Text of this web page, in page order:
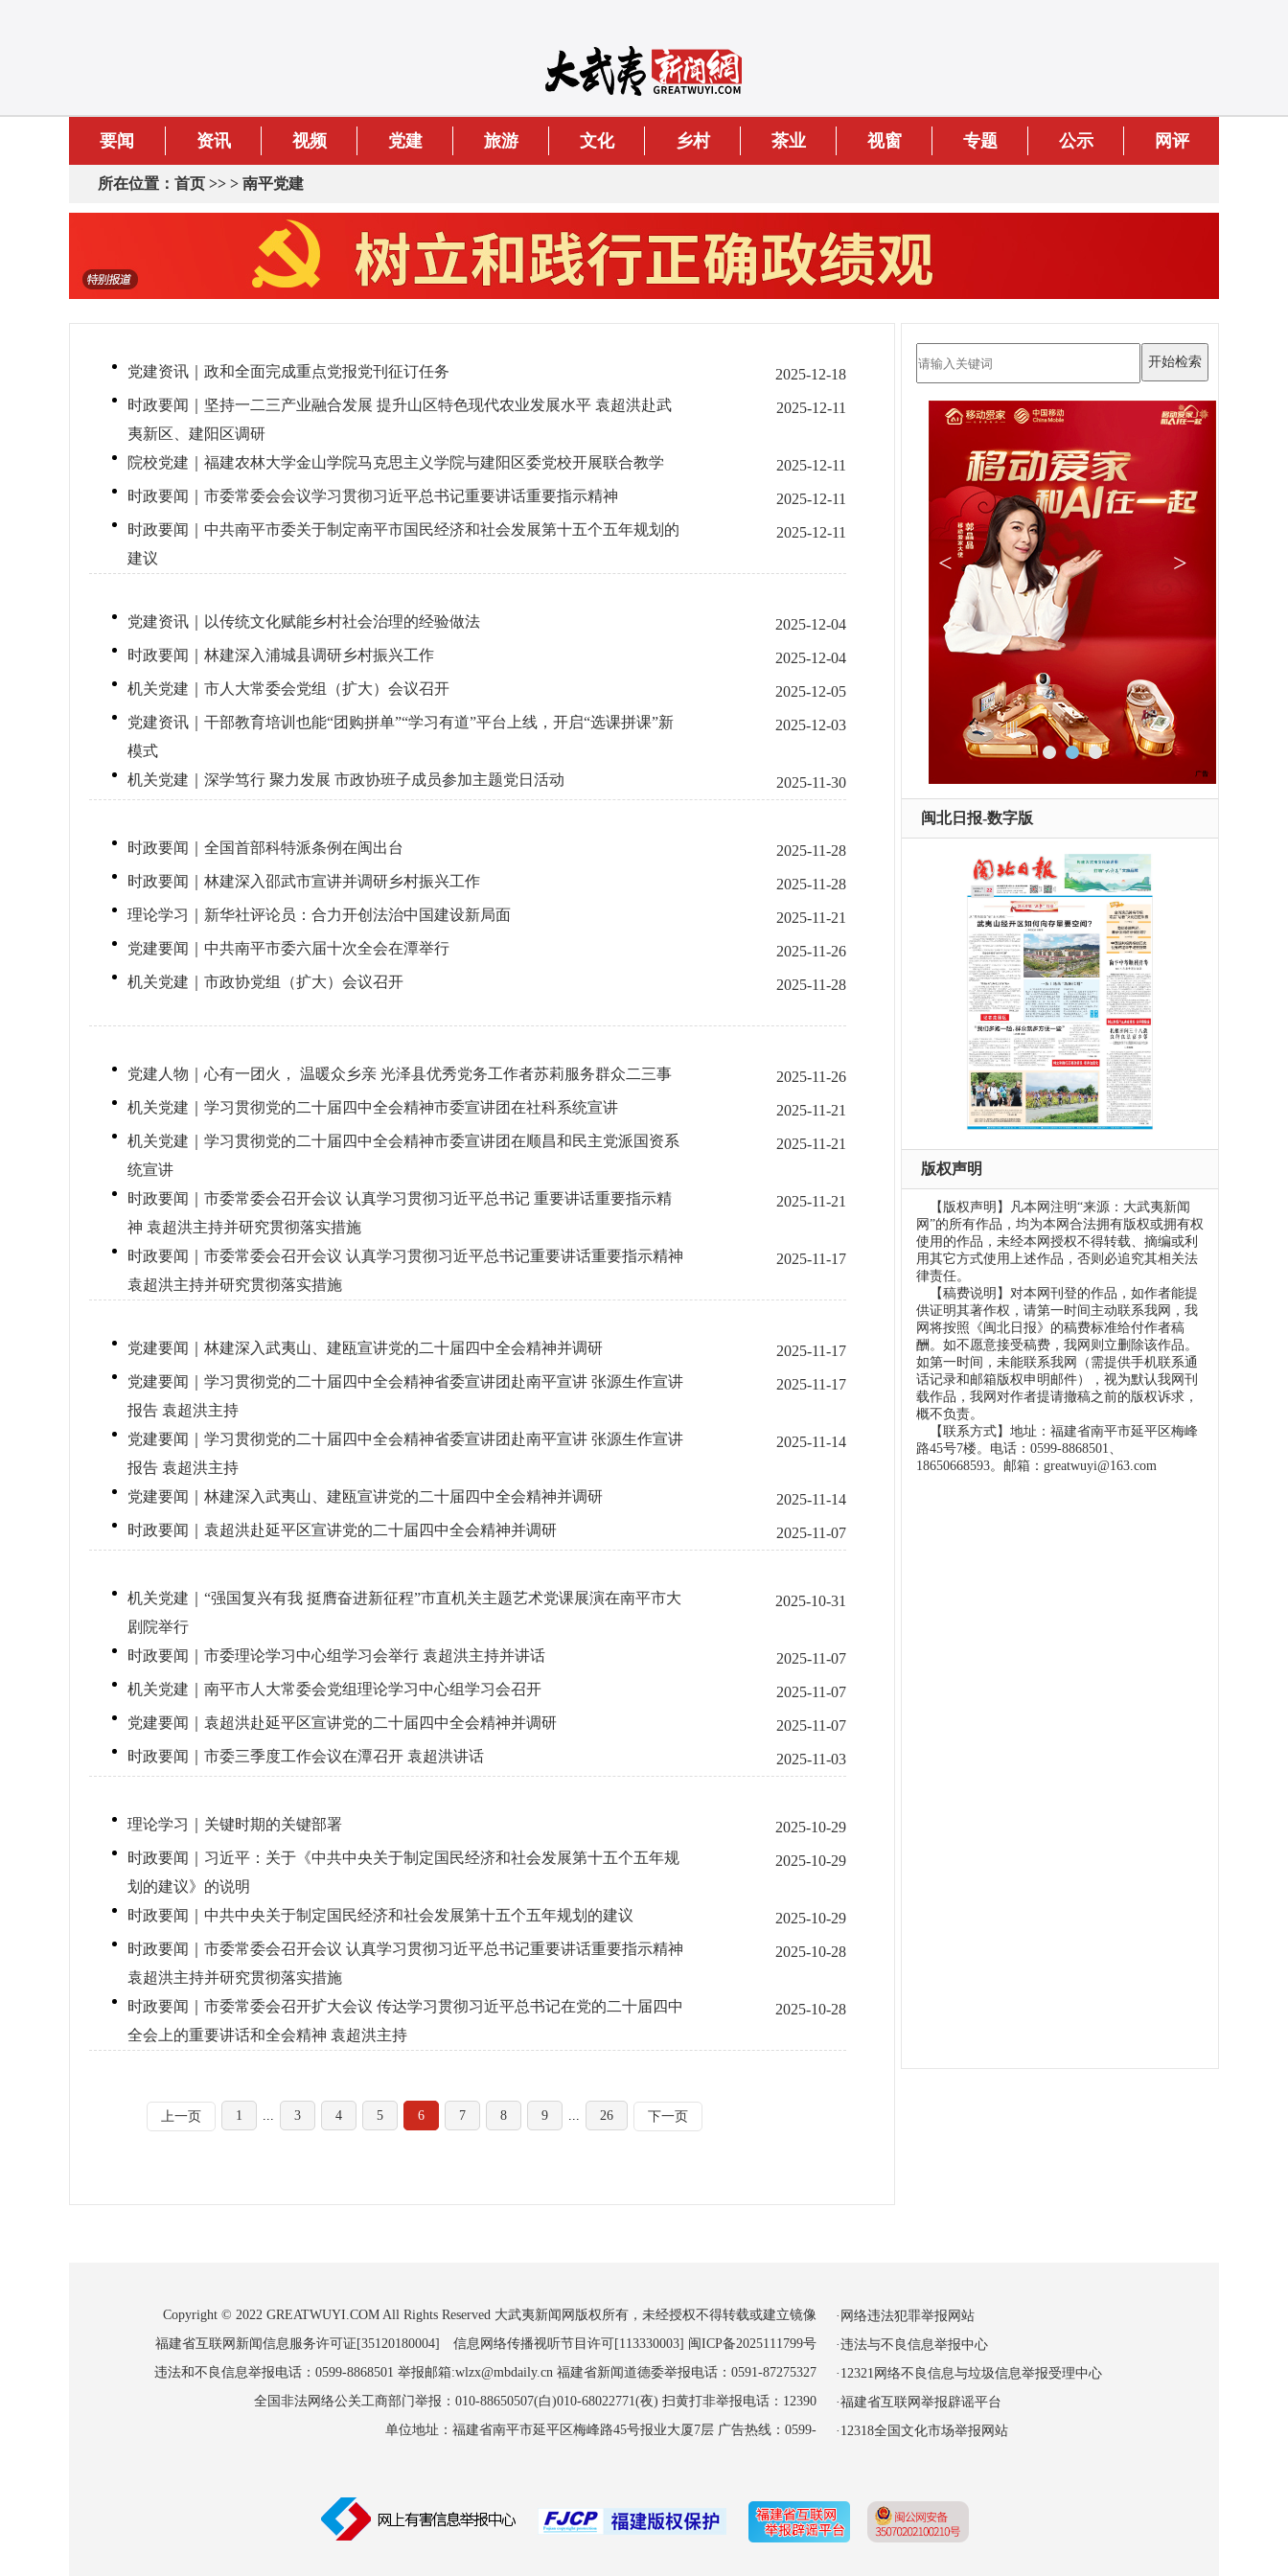
要闻 资讯 视频 党建 旅游 文化 乡村 茶业 视窗 专题 公示 网评
所在位置： 首页 >> > 南平党建
党建资讯｜政和全面完成重点党报党刊征订任务
2025-12-18
时政要闻｜坚持一二三产业融合发展 提升山区特色现代农业发展水平 袁超洪赴武
夷新区、建阳区调研
2025-12-11
院校党建｜福建农林大学金山学院马克思主义学院与建阳区委党校开展联合教学
2025-12-11
时政要闻｜市委常委会会议学习贯彻习近平总书记重要讲话重要指示精神
2025-12-11
时政要闻｜中共南平市委关于制定南平市国民经济和社会发展第十五个五年规划的
建议
2025-12-11
党建资讯｜以传统文化赋能乡村社会治理的经验做法
2025-12-04
时政要闻｜林建深入浦城县调研乡村振兴工作
2025-12-04
机关党建｜市人大常委会党组（扩大）会议召开
2025-12-05
党建资讯｜干部教育培训也能“团购拼单”“学习有道”平台上线，开启“选课拼课”新
模式
2025-12-03
机关党建｜深学笃行 聚力发展 市政协班子成员参加主题党日活动 2025-11-30
时政要闻｜全国首部科特派条例在闽出台
2025-11-28
时政要闻｜林建深入邵武市宣讲并调研乡村振兴工作
2025-11-28
理论学习｜新华社评论员：合力开创法治中国建设新局面
2025-11-21
党建要闻｜中共南平市委六届十次全会在潭举行
2025-11-26
机关党建｜市政协党组（扩大）会议召开
2025-11-28
党建人物｜心有一团火， 温暖众乡亲 光泽县优秀党务工作者苏莉服务群众二三事
2025-11-26
机关党建｜学习贯彻党的二十届四中全会精神市委宣讲团在社科系统宣讲
2025-11-21
机关党建｜学习贯彻党的二十届四中全会精神市委宣讲团在顺昌和民主党派国资系
统宣讲
2025-11-21
时政要闻｜市委常委会召开会议 认真学习贯彻习近平总书记 重要讲话重要指示精
神 袁超洪主持并研究贯彻落实措施
2025-11-21
时政要闻｜市委常委会召开会议 认真学习贯彻习近平总书记重要讲话重要指示精神
袁超洪主持并研究贯彻落实措施
2025-11-17
党建要闻｜林建深入武夷山、建瓯宣讲党的二十届四中全会精神并调研
2025-11-17
党建要闻｜学习贯彻党的二十届四中全会精神省委宣讲团赴南平宣讲 张源生作宣讲
报告 袁超洪主持
2025-11-17
党建要闻｜学习贯彻党的二十届四中全会精神省委宣讲团赴南平宣讲 张源生作宣讲
报告 袁超洪主持
2025-11-14
党建要闻｜林建深入武夷山、建瓯宣讲党的二十届四中全会精神并调研
2025-11-14
时政要闻｜袁超洪赴延平区宣讲党的二十届四中全会精神并调研
2025-11-07
机关党建｜“强国复兴有我 挺膺奋进新征程”市直机关主题艺术党课展演在南平市大
剧院举行
2025-10-31
时政要闻｜市委理论学习中心组学习会举行 袁超洪主持并讲话
2025-11-07
机关党建｜南平市人大常委会党组理论学习中心组学习会召开
2025-11-07
党建要闻｜袁超洪赴延平区宣讲党的二十届四中全会精神并调研
2025-11-07
时政要闻｜市委三季度工作会议在潭召开 袁超洪讲话
2025-11-03
理论学习｜关键时期的关键部署
2025-10-29
时政要闻｜习近平：关于《中共中央关于制定国民经济和社会发展第十五个五年规
划的建议》的说明
2025-10-29
时政要闻｜中共中央关于制定国民经济和社会发展第十五个五年规划的建议
2025-10-29
时政要闻｜市委常委会召开会议 认真学习贯彻习近平总书记重要讲话重要指示精神
袁超洪主持并研究贯彻落实措施
2025-10-28
时政要闻｜市委常委会召开扩大会议 传达学习贯彻习近平总书记在党的二十届四中
全会上的重要讲话和全会精神 袁超洪主持
2025-10-28
上一页 1 ... 3 4 5 6 7 8 9 ... 26 下一页
闽北日报-数字版
版权声明
【版权声明】凡本网注明“来源：大武夷新闻
网”的所有作品，均为本网合法拥有版权或拥有权
使用的作品，未经本网授权不得转载、摘编或利
用其它方式使用上述作品，否则必追究其相关法
律责任。
【稿费说明】对本网刊登的作品，如作者能提
供证明其著作权，请第一时间主动联系我网，我
网将按照《闽北日报》的稿费标准给付作者稿
酬。如不愿意接受稿费，我网则立删除该作品。
如第一时间，未能联系我网（需提供手机联系通
话记录和邮箱版权申明邮件），视为默认我网刊
载作品，我网对作者提请撤稿之前的版权诉求，
概不负责。
【联系方式】地址：福建省南平市延平区梅峰
路45号7楼。电话：0599-8868501、
18650668593。邮箱：greatwuyi@163.com
Copyright © 2022 GREATWUYI.COM All Rights Reserved 大武夷新闻网版权所有，未经授权不得转载或建立镜像
福建省互联网新闻信息服务许可证[35120180004] 信息网络传播视听节目许可[113330003] 闽ICP备2025111799号
违法和不良信息举报电话：0599-8868501 举报邮箱:wlzx@mbdaily.cn 福建省新闻道德委举报电话：0591-87275327
全国非法网络公关工商部门举报：010-88650507(白)010-68022771(夜) 扫黄打非举报电话：12390
单位地址：福建省南平市延平区梅峰路45号报业大厦7层 广告热线：0599-
·网络违法犯罪举报网站
·违法与不良信息举报中心
·12321网络不良信息与垃圾信息举报受理中心
·福建省互联网举报辟谣平台
·12318全国文化市场举报网站